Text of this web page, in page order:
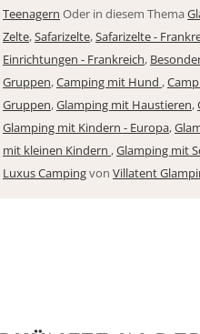
Teenagern Oder in diesem Thema
Zelte,Safarizelte,Safarizelte -
Einrichtungen - Frankreich,
Gruppen,Camping mit Hund ,
Gruppen,Glamping mit Haustieren,
Glamping mit Kindern - Europa,
mit kleinen Kindern ,Glamping mit
Luxus Campingvon Villatent